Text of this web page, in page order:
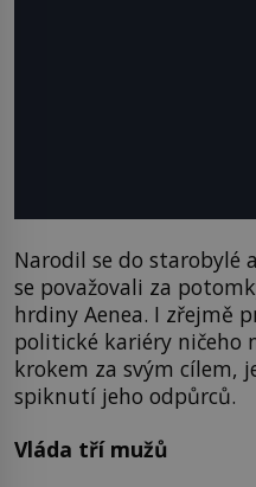
Narodil se do
se považovali za
hrdiny Aenea. I zřejmě
politické kariéry ničeho
krokem za svým cílem,
spiknutí jeho odpůrců.
Vláda tří mužů